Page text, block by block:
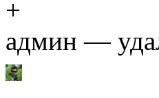
админ —